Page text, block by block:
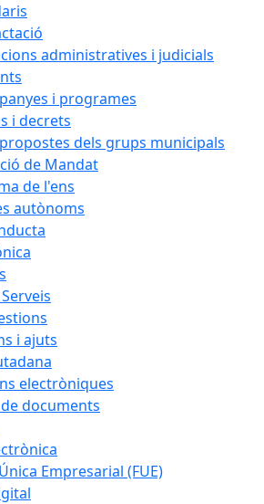
administratives i judicials
i programes
i decrets
dels grups municipals
de Mandat
de l'ens
autònoms
i ajuts
electròniques
documents
Empresarial (FUE)